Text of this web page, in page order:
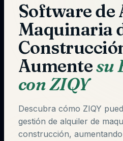
Software de
Maquinaria
Aumentesu
con ZIQY
Descubra cómo ZIQY
gestión de alquiler de
construcción,